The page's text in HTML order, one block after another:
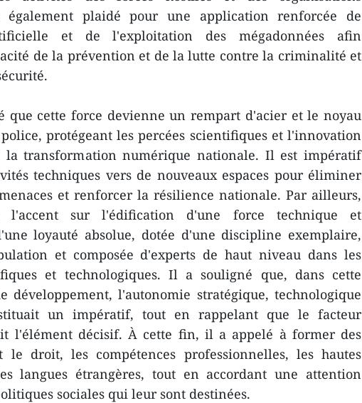
plaidé pour une application renforcée de
et de l'exploitation des mégadonnées afin
de la prévention et de la lutte contre la criminalité et
que cette force devienne un rempart d'acier et le noyau
protégeant les percées scientifiques et l'innovation
la transformation numérique nationale. Il est impératif
techniques vers de nouveaux espaces pour éliminer
et renforcer la résilience nationale. Par ailleurs,
sur l'édification d'une force technique et
loyauté absolue, dotée d'une discipline exemplaire,
et composée d'experts de haut niveau dans les
et technologiques. Il a souligné que, dans cette
développement, l'autonomie stratégique, technologique
un impératif, tout en rappelant que le facteur
l'élément décisif. À cette fin, il a appelé à former des
le droit, les compétences professionnelles, les hautes
langues étrangères, tout en accordant une attention
sociales qui leur sont destinées.